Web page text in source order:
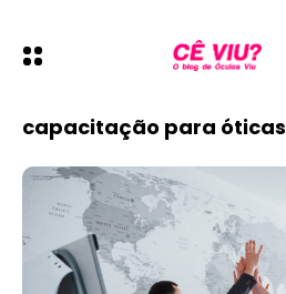
capacitação para óticas